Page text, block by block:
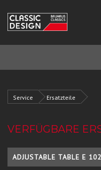
Service Ersatzteile
VERFÜGBARE
ADJUSTABLE TABLE E